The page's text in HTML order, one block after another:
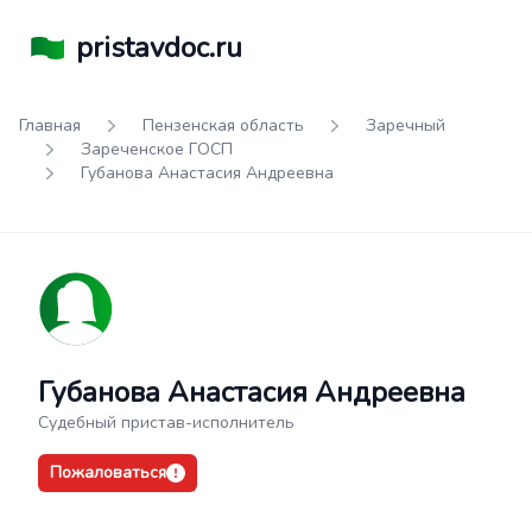
pristavdoc.ru
Главная Пензенская область
Заречный
Зареченское ГОСП
Губанова Анастасия Андреевна
Губанова Анастасия Андреевна
Судебный пристав-исполнитель
Пожаловаться